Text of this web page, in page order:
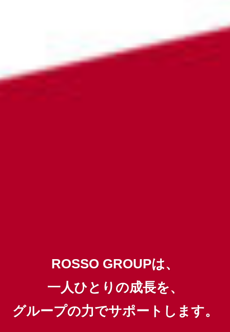
ROSSO GROUPは、
一人ひとりの成長を、
グループの力でサポートします。